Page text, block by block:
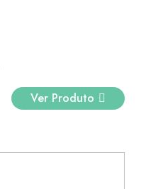
Ver Produto